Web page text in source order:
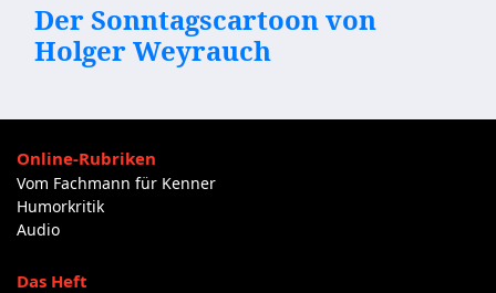
Der Sonntagscartoon von
Holger Weyrauch
Online-Rubriken
Vom Fachmann für Kenner
Humorkritik
Audio
Das Heft